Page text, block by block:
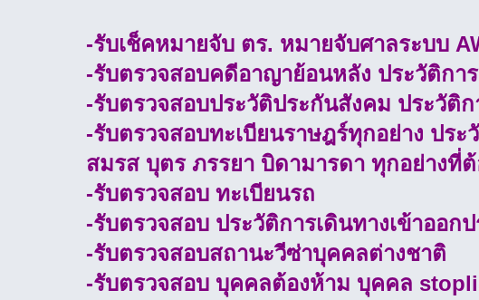
-รับเช็คหมายจับ ตร. หมายจับศาลระบบ
-รับตรวจสอบคดีอาญาย้อนหลัง ประวัติกา
-รับตรวจสอบประวัติประกันสังคม ประวัติก
-รับตรวจสอบทะเบียนราษฎร์ทุกอย่าง ปร
สมรส บุตร ภรรยา บิดามารดา ทุกอย่างที่ต้
-รับตรวจสอบ ทะเบียนรถ
-รับตรวจสอบ ประวัติการเดินทางเข้าออกป
-รับตรวจสอบสถานะวีซ่าบุคคลต่างชาติ
-รับตรวจสอบ บุคคลต้องห้าม บุคคล